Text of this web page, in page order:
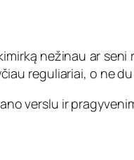
nežinau ar
reguliariai, o ne
verslu ir